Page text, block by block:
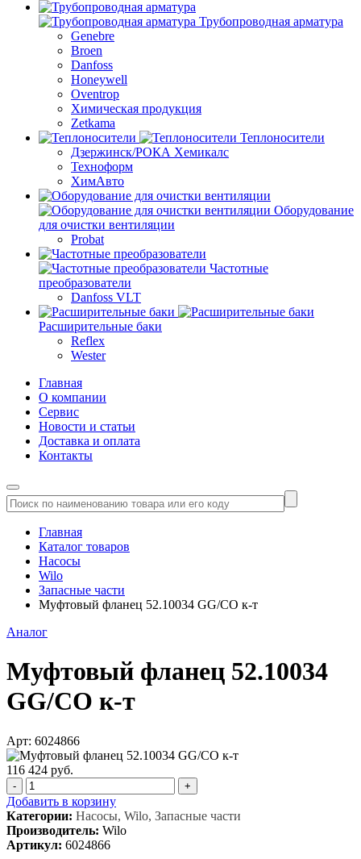
Трубопроводная арматура
Genebre
Broen
Danfoss
Honeywell
Oventrop
Химическая продукция
Zetkama
Теплоносители
Дзержинск/РОКА Хемикалс
Техноформ
ХимАвто
Оборудование
для очистки вентиляции
Probat
Частотные
преобразователи
Danfoss VLT
Расширительные баки
Reflex
Wester
Главная
О компании
Сервис
Новости и статьи
Доставка и оплата
Контакты
Главная
Каталог товаров
Насосы
Wilo
Запасные части
Муфтовый фланец 52.10034 GG/CO к-т
Аналог
Муфтовый фланец 52.10034
GG/CO к-т
Арт: 6024866
116 424 руб.
- +
Добавить в корзину
Категории: Насосы, Wilo, Запасные части
Производитель: Wilo
Артикул: 6024866